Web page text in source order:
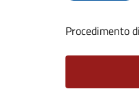
Procedimento